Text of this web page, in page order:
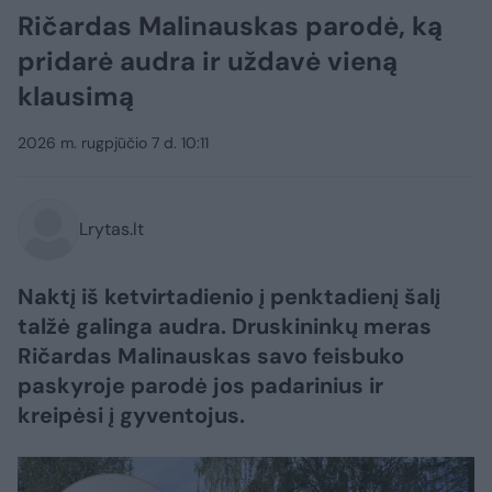
Ričardas Malinauskas parodė, ką
pridarė audra ir uždavė vieną
klausimą
2026 m. rugpjūčio 7 d. 10:11
Lrytas.lt
Naktį iš ketvirtadienio į penktadienį šalį
talžė galinga audra. Druskininkų meras
Ričardas Malinauskas savo feisbuko
paskyroje parodė jos padarinius ir
kreipėsi į gyventojus.